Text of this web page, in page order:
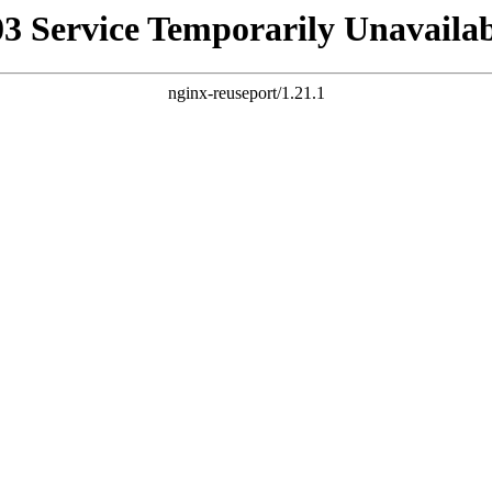
Service Temporarily
nginx-reuseport/1.21.1